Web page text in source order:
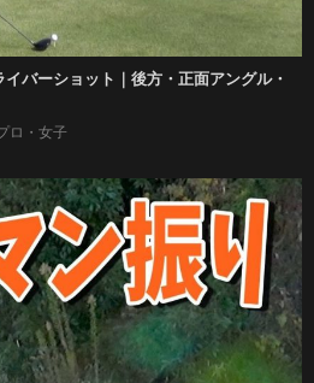
バーショット｜後方・正面アングル・
ロ・女子